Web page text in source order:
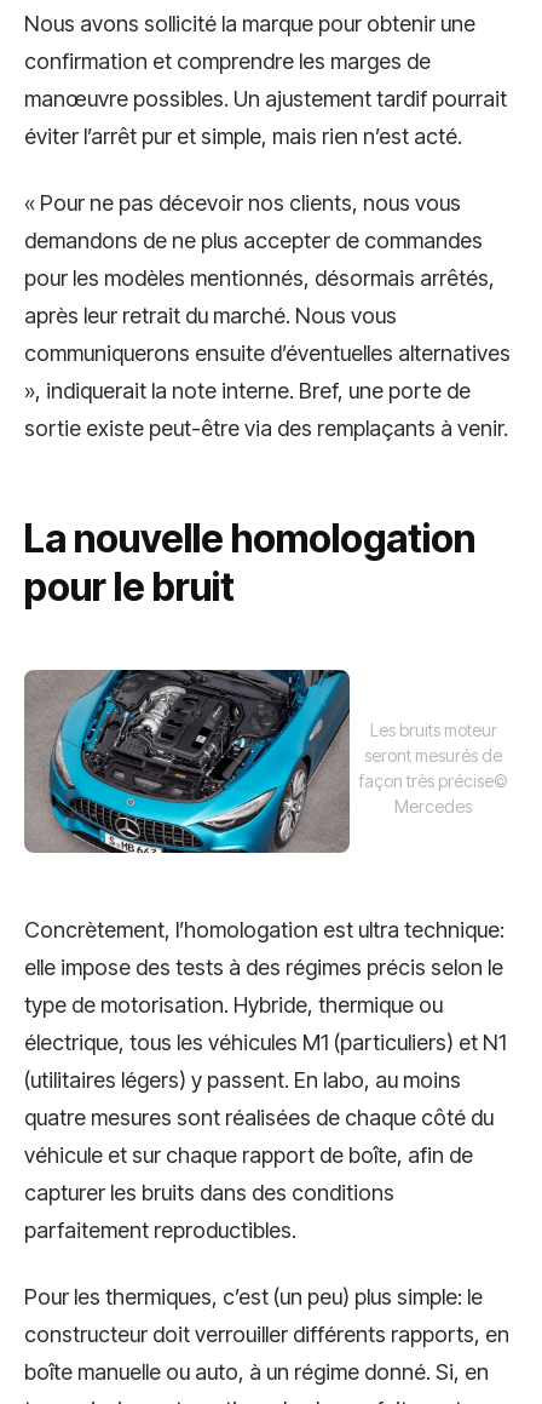
Nous avons sollicité la marque pour obtenir une
confirmation et comprendre les marges de
manœuvre possibles. Un ajustement tardif pourrait
éviter l’arrêt pur et simple, mais rien n’est acté.
« Pour ne pas décevoir nos clients, nous vous
demandons de ne plus accepter de commandes
pour les modèles mentionnés, désormais arrêtés,
après leur retrait du marché. Nous vous
communiquerons ensuite d’éventuelles alternatives
», indiquerait la note interne. Bref, une porte de
sortie existe peut-être via des remplaçants à venir.
La nouvelle homologation
pour le bruit
Les bruits moteur
seront mesurés de
façon très précise©
Mercedes
Concrètement, l’homologation est ultra technique:
elle impose des tests à des régimes précis selon le
type de motorisation. Hybride, thermique ou
électrique, tous les véhicules M1 (particuliers) et N1
(utilitaires légers) y passent. En labo, au moins
quatre mesures sont réalisées de chaque côté du
véhicule et sur chaque rapport de boîte, afin de
capturer les bruits dans des conditions
parfaitement reproductibles.
Pour les thermiques, c’est (un peu) plus simple: le
constructeur doit verrouiller différents rapports, en
boîte manuelle ou auto, à un régime donné. Si, en